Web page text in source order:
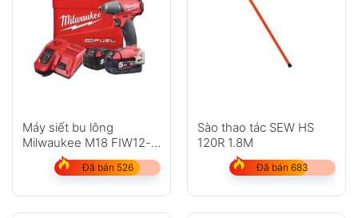
Máy siết bu lông
Milwaukee M18 FIW12-
Đã bán 526
Sào thao tác SEW HS
120R 1.8M
Đã bán 683